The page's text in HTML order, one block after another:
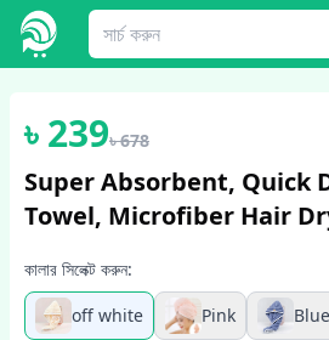
৳239৳678
Super Absorbent, Quick
Towel, Microfiber Hair
কালার সিলেক্ট করুন:
off white
Pink Blue